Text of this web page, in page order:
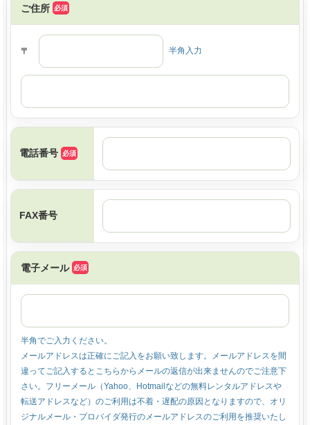
ご住所
〒 半角入力
電話番号
FAX番号
電子メール
半角でご入力ください。
メールアドレスは正確にご記入をお願い致します。メールアドレスを間
違ってご記入するとこちらからメールの返信が出来ませんのでご注意下
さい。フリーメール（Yahoo、Hotmailなどの無料レンタルアドレスや
転送アドレスなど）のご利用は不着・遅配の原因となりますので、オリ
ジナルメール・プロバイダ発行のメールアドレスのご利用を推奨いたし